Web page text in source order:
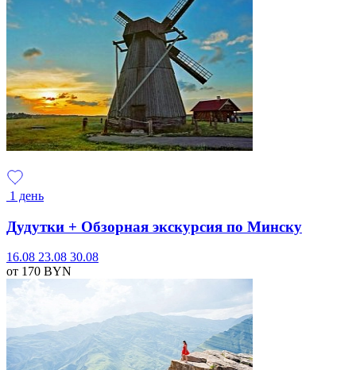
1 день
Дудутки + Обзорная экскурсия по Минску
16.08 23.08 30.08
от 170 BYN